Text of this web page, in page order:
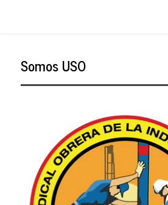
Somos USO